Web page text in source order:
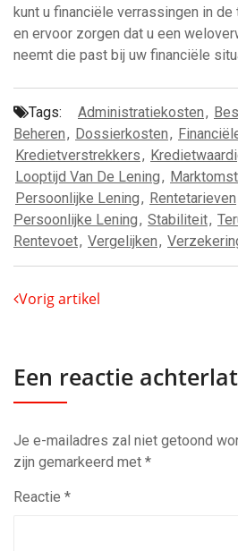
kunt u financiële verrassingen in
en ervoor zorgen dat u een
neemt die past bij uw financiële
Tags: Administratiekosten,
Beheren, Dossierkosten,
Kredietverstrekkers,
Looptijd Van De Lening,
Persoonlijke Lening, Rentetarieven
Persoonlijke Lening, Stabiliteit,
Rentevoet, Vergelijken,
Vorig artikel
Een reactie
Je e-mailadres zal niet getoond
zijn gemarkeerd met *
Reactie *